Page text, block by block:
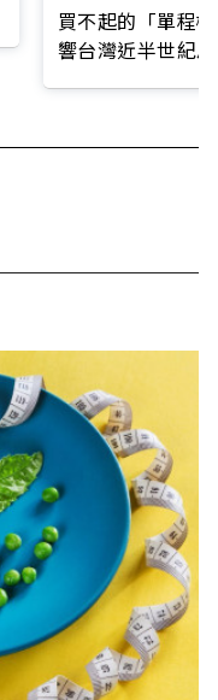
買不起的「單程
響台灣近半世紀